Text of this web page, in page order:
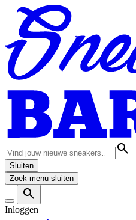
Sluiten
Zoek-menu sluiten
Inloggen